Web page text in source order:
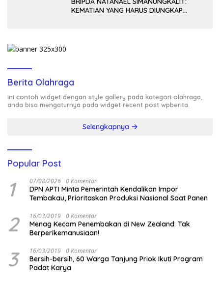
KEMATIAN YANG HARUS DIUNGKAP
Berita Olahraga
Ini contoh widget dengan style gallery pada kategori olahraga,
anda bisa mengaturnya pada widget recent post wpberita.
Selengkapnya
Popular Post
1 07/08/2026 0 Komentar
DPN APTI Minta Pemerintah Kendalikan Impor
Tembakau, Prioritaskan Produksi Nasional Saat Panen
2 16/03/2019 0 Komentar
Menag Kecam Penembakan di New Zealand: Tak
Berperikemanusiaan!
3 16/03/2019 0 Komentar
Bersih-bersih, 60 Warga Tanjung Priok Ikuti Program
Padat Karya